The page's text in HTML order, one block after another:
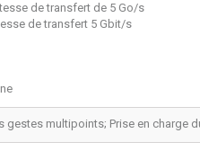
de transfert de 5 Go/s
de transfert 5 Gbit/s
gestes multipoints; Prise en charge